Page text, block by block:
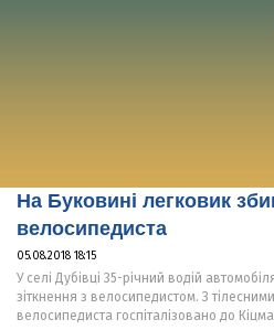
На Буковині легковик
велосипедиста
05.08.2018 18:15
У селі Дубівці 35-річний водій
зіткнення з велосипедистом. З
велосипедиста госпіталізовано до